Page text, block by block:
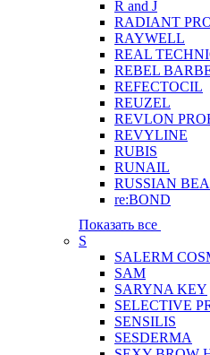
R and J
RADIANT
RAYWELL
REAL
REBEL
REFECTOCIL
REUZEL
REVLON
REVYLINE
RUBIS
RUNAIL
RUSSIAN
re:BOND
Показать все
S
SALERM
SAM
SARYNA KEY
SELECTIVE
SENSILIS
SESDERMA